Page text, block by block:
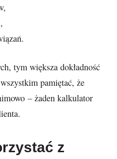
tym większa dokładność
pamiętać, że
– żaden kalkulator
z